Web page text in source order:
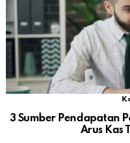
3 Sumber Pendapatan
Arus Kas